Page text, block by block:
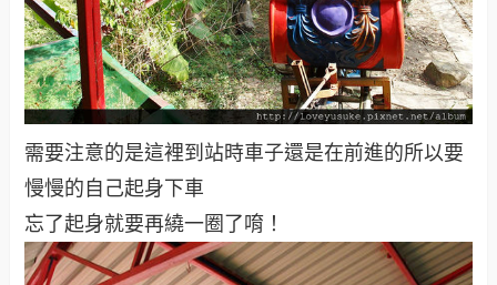
需要注意的是這裡到站時車子還是在前進的所以要
慢慢的自己起身下車
忘了起身就要再繞一圈了唷！